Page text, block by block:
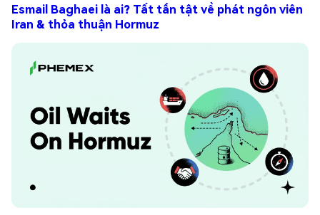
Esmail Baghaei là ai? Tất tần tật về phát ngôn viên
Iran & thỏa thuận Hormuz